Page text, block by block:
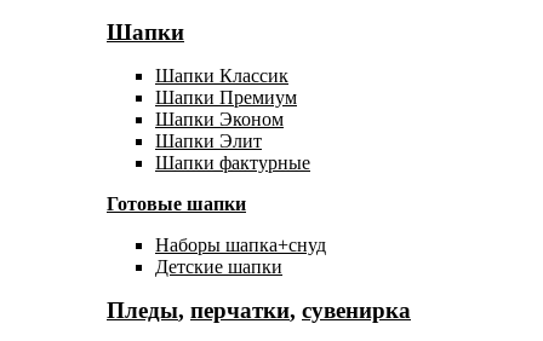
Шапки
Шапки Классик
Шапки Премиум
Шапки Эконом
Шапки Элит
Шапки фактурные
Готовые шапки
Наборы шапка+снуд
Детские шапки
Пледы, перчатки, сувенирка